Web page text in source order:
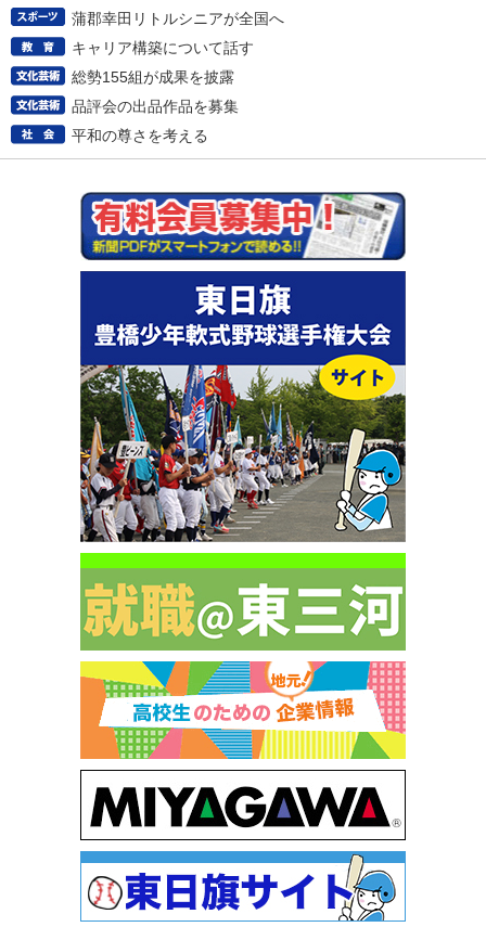
蒲郡幸田リトルシニアが全国へ
キャリア構築について話す
総勢155組が成果を披露
品評会の出品作品を募集
平和の尊さを考える